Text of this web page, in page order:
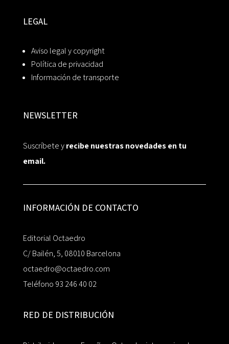
LEGAL
Aviso legal y copyright
Política de privacidad
Información de transporte
NEWSLETTER
Suscríbete yrecibe nuestras novedades en tu
email.
INFORMACIÓN DE CONTACTO
Editorial Octaedro
C/ Bailén, 5, 08010 Barcelona
octaedro@octaedro.com
Teléfono 93 246 40 02
RED DE DISTRIBUCIÓN